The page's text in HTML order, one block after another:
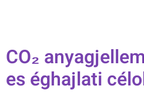
CO₂
es éghajlati